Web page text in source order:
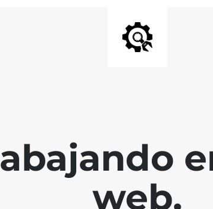
web.